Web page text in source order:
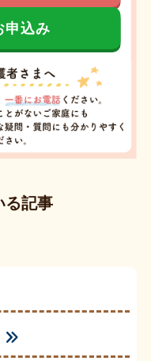
申込み
る記事